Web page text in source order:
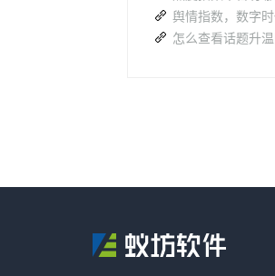
舆情指数，数字